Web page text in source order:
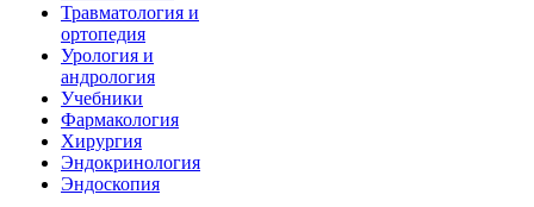
Травматология и
ортопедия
Урология и
андрология
Учебники
Фармакология
Хирургия
Эндокринология
Эндоскопия